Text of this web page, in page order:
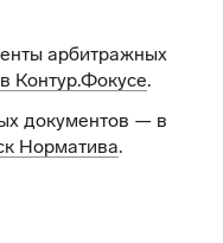
арбитражных
в Контур.Фокусе.
документов — в
Норматива.